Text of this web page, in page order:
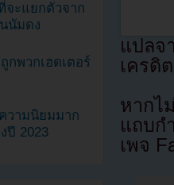
แปล
เครดิ
หากไ
แถบก
เพจ
จะแยกตัวจาก
นัมดง
กพวกเฮดเตอร์
วามนิยมมาก
ปี 2023